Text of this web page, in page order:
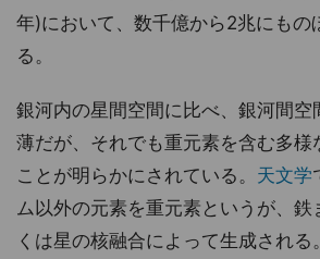
年)において、数千億から2兆にもの
る。
銀河内の星間空間に比べ、銀河間空
薄だが、それでも重元素を含む多様
ことが明らかにされている。 天文学
ム以外の元素を重元素というが、鉄
くは星の核融合によって生成される